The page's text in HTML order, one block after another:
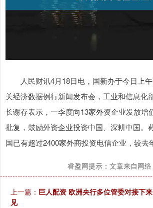
人民财讯4月18日电，国新办于今日上午
关经济数据例行新闻发布会，工业和信息化
长谢存表示，一季度向13家外资企业发放增
批复，鼓励外资企业投资中国、深耕中国。
国已有超过2400家外商投资电信企业，较去
睿盈网提示：文章来自网络
上一篇： 巨人配资 欧洲央行多位管委对接下
见